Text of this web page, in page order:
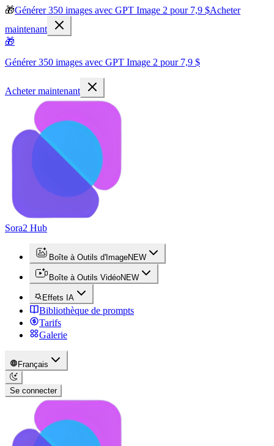
🎁Générer 350 images avec GPT Image 2 pour 7,9 $Acheter
maintenant
🎁
Générer 350 images avec GPT Image 2 pour 7,9 $
Acheter maintenant
Sora2 Hub
Boîte à Outils d'ImageNEW
Boîte à Outils VidéoNEW
Effets IA
Bibliothèque de prompts
Tarifs
Galerie
Français
Se connecter